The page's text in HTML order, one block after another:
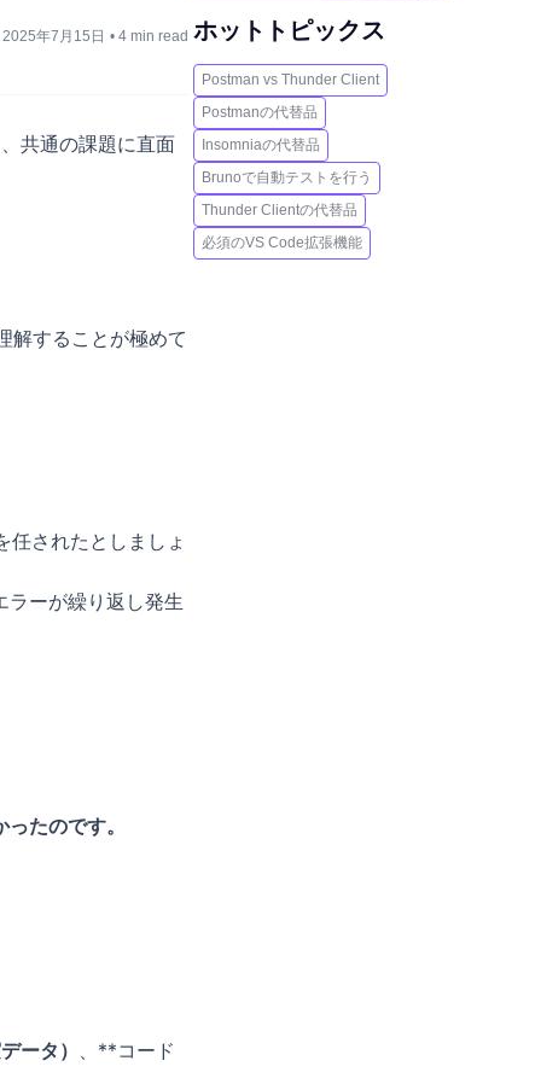
2025年7月15日 • 4 min read
共通の課題に直面
解することが極めて
任されたとしましょ
ラーが繰り返し発生
たのです。
ータ）
、**コード
ホットトピックス
Postman vs Thunder Client
Postmanの代替品
Insomniaの代替品
Brunoで自動テストを行う
Thunder Clientの代替品
必須のVS Code拡張機能